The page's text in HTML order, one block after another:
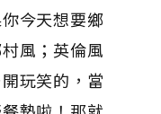
今天想要鄉
風；英倫風
玩笑的，當